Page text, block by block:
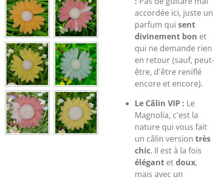
accordée ici, juste un
parfum qui sent
divinement bon et
qui ne demande rien
en retour (sauf, peut-
être, d'être reniflé
encore et encore).
Le Câlin VIP : Le
Magnolia, c'est la
nature qui vous fait
un câlin version très
chic. Il est à la fois
élégant etdoux,
mais avec un